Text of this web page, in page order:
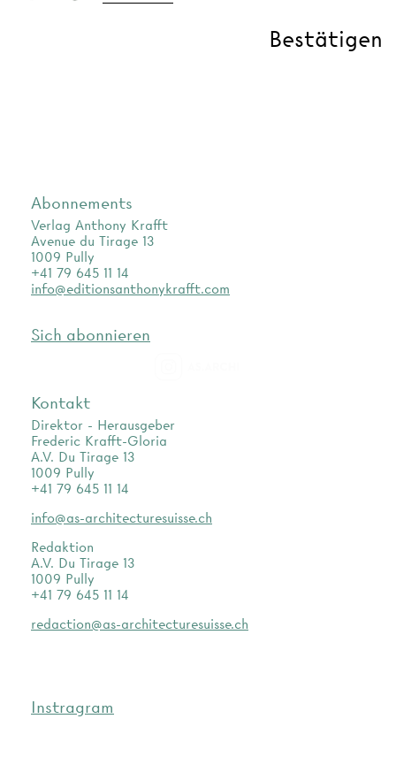
Abonnements
Verlag Anthony Krafft
Avenue du Tirage 13
1009 Pully
+41 79 645 11 14
info@editionsanthonykrafft.com
Sich abonnieren
Kontakt
Direktor - Herausgeber
Frederic Krafft-Gloria
A.V. Du Tirage 13
1009 Pully
+41 79 645 11 14
info@as-architecturesuisse.ch
Redaktion
A.V. Du Tirage 13
1009 Pully
+41 79 645 11 14
redaction@as-architecturesuisse.ch
Instragram